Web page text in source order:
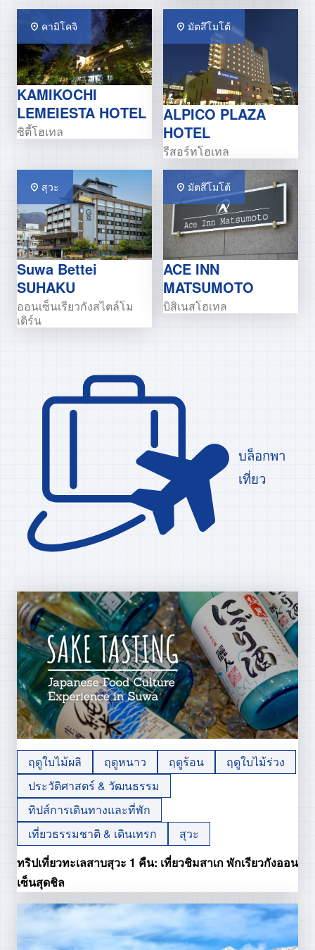
คามิโคจิ
KAMIKOCHI
LEMEIESTA HOTEL
ซิตี้โฮเทล
มัตสึโมโต้
ALPICO PLAZA
HOTEL
รีสอร์ทโฮเทล
สุวะ
Suwa Bettei
SUHAKU
ออนเซ็นเรียวกังสไตล์โม
เดิร์น
มัตสึโมโต้
ACE INN
MATSUMOTO
บิสิเนสโฮเทล
บล็อกพา
เที่ยว
ฤดูใบไม้ผลิ ฤดูหนาว ฤดูร้อน
ฤดูใบไม้ร่วง
ประวัติศาสตร์ & วัฒนธรรม
ทิปส์การเดินทางและที่พัก
เที่ยวธรรมชาติ & เดินเทรก
สุวะ
ทริปเที่ยวทะเลสาบสุวะ 1 คืน: เที่ยวชิมสาเก พักเรียวกังออน
เซ็นสุดชิล